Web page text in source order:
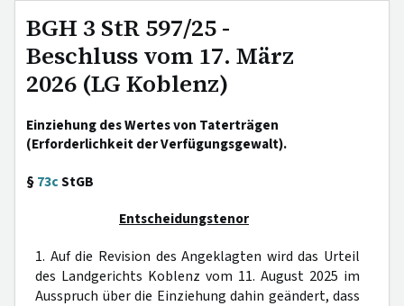
BGH 3 StR 597/25 -
Beschluss vom 17. März
2026 (LG Koblenz)
Einziehung des Wertes von Taterträgen
(Erforderlichkeit der Verfügungsgewalt).
§73cStGB
Entscheidungstenor
1. Auf die Revision des Angeklagten wird das Urteil
des Landgerichts Koblenz vom 11. August 2025 im
Ausspruch über die Einziehung dahin geändert, dass